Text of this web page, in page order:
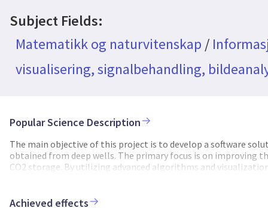
Subject Fields:
Matematikk og naturvitenskap /
visualisering, signalbehandling,
Popular Science Description
The main objective of this project is to develop a software
obtained from deep wells. The primary focus is on
CO2 storage. By utilizing advanced algorithms and
benefit from the product. The iterative process of algorithm
Achieved effects